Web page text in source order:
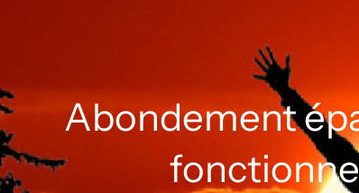
Abondement